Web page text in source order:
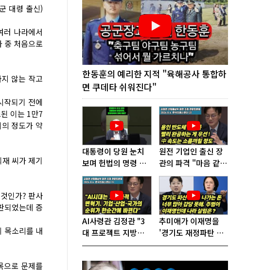
대령 출신)
나라에서
중 처음으로
않는 작고
작되기 전에
이는 1만7
정도가 약
씨가 제기
인가? 판사
되었는데 증
목소리를 내
으로 문제를
한동훈의 예리한 지적 "육해공사 통합하
면 쿠데타 쉬워진다"
대통령이 당원 눈치
보며 헌법의 명령 거
부, 발목 잡혔다!
원전 기업인 출신 장
관의 파격 "마음 같아
서는 수도권에 원전
짓고싶다"
AI사령관 김정관 "3
대 프로젝트 지방투
자는 국가생존을 건
추미애가 이재명을
'경기도 재정파탄 책
임자'로 지목!